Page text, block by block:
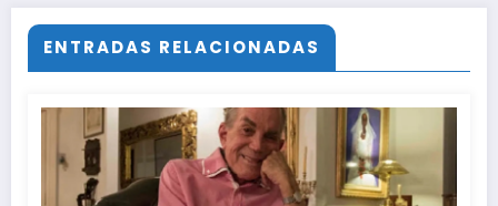
ENTRADAS RELACIONADAS